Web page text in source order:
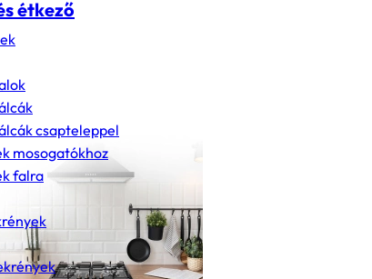
étkező
csapteleppel
mosogatókhoz
falra